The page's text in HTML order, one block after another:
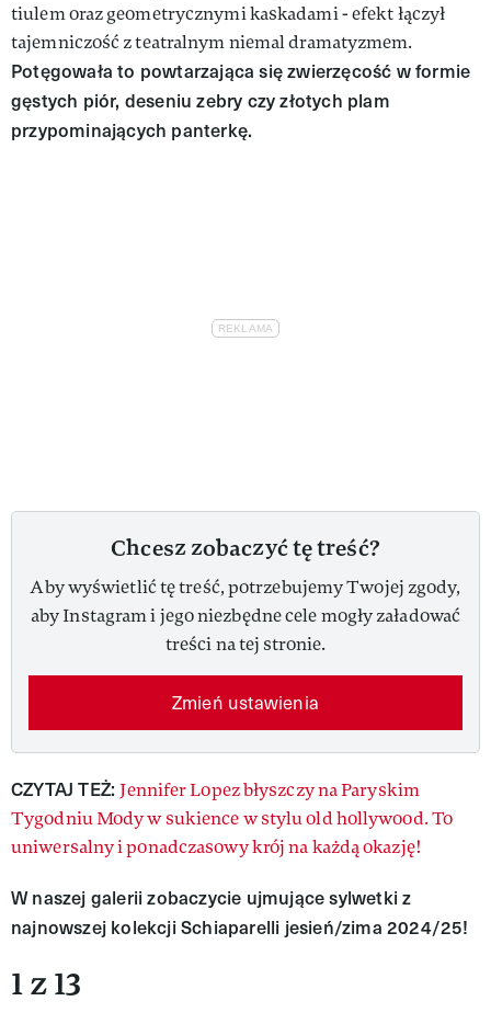
tiulem oraz geometrycznymi kaskadami - efekt łączył
tajemniczość z teatralnym niemal dramatyzmem.
Potęgowała to powtarzająca się zwierzęcość w formie
gęstych piór, deseniu zebry czy złotych plam
przypominających panterkę.
Chcesz zobaczyć tę treść?
Aby wyświetlić tę treść, potrzebujemy Twojej zgody,
aby Instagram i jego niezbędne cele mogły załadować
treści na tej stronie.
Zmień ustawienia
CZYTAJ TEŻ: Jennifer Lopez błyszczy na Paryskim
Tygodniu Mody w sukience w stylu old hollywood. To
uniwersalny i ponadczasowy krój na każdą okazję!
W naszej galerii zobaczycie ujmujące sylwetki z
najnowszej kolekcji Schiaparelli jesień/zima 2024/25!
1 z 13